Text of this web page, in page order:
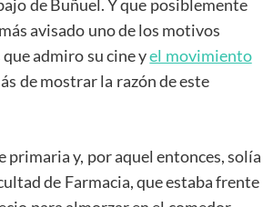
de Buñuel. Y que posiblemente
avisado uno de los motivos
admiro su cine yel movimiento
de mostrar la razón de este
primaria y, por aquel entonces, solía
de Farmacia, que estaba frente